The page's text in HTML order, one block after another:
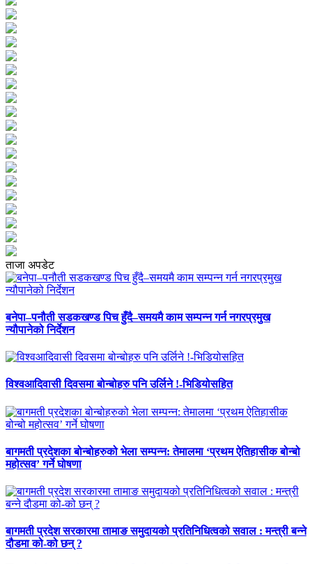
ताजा अपडेट
बनेपा–पनौती सडकखण्ड पिच हुँदै–समयमै काम सम्पन्न गर्न नगरप्रमुख
न्यौपानेको निर्देशन
विश्वआदिवासी दिवसमा बोन्बोहरु पनि उर्लिने !-भिडियोसहित
बागमती प्रदेशका बोन्बोहरुको भेला सम्पन्न: तेमालमा ‘प्रथम ऐतिहासीक बोन्बो
महोत्सव’ गर्ने घोषणा
बागमती प्रदेश सरकारमा तामाङ समुदायको प्रतिनिधित्वको सवाल : मन्त्री बन्ने
दौडमा को‐को छन् ?